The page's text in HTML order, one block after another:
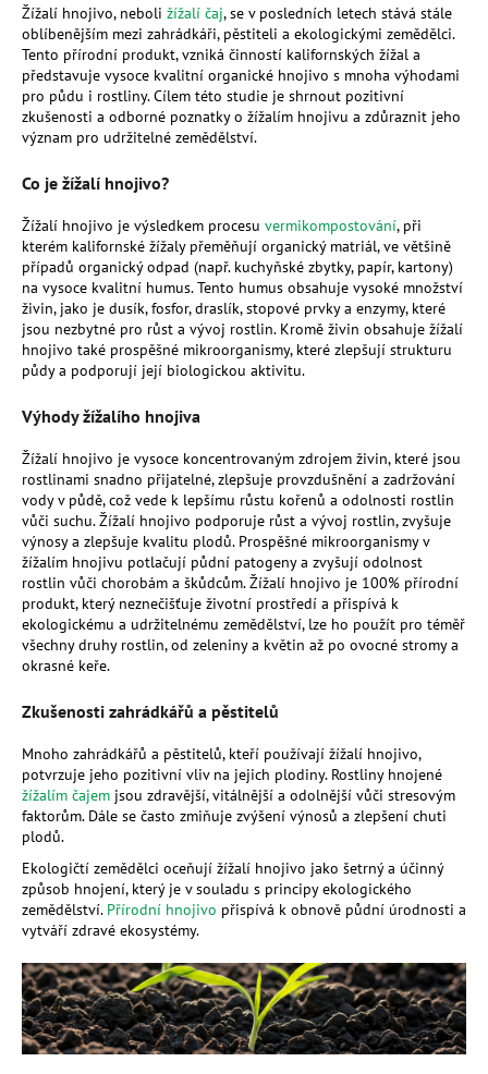
Žížalí hnojivo, neboli žížalí čaj, se v posledních letech stává stále
oblíbenějším mezi zahrádkáři, pěstiteli a ekologickými zemědělci.
Tento přírodní produkt, vzniká činností kalifornských žížal a
představuje vysoce kvalitní organické hnojivo s mnoha výhodami
pro půdu i rostliny. Cílem této studie je shrnout pozitivní
zkušenosti a odborné poznatky o žížalím hnojivu a zdůraznit jeho
význam pro udržitelné zemědělství.
Co je žížalí hnojivo?
Žížalí hnojivo je výsledkem procesu vermikompostování, při
kterém kalifornské žížaly přeměňují organický matriál, ve většině
případů organický odpad (např. kuchyňské zbytky, papír, kartony)
na vysoce kvalitní humus. Tento humus obsahuje vysoké množství
živin, jako je dusík, fosfor, draslík, stopové prvky a enzymy, které
jsou nezbytné pro růst a vývoj rostlin. Kromě živin obsahuje žížalí
hnojivo také prospěšné mikroorganismy, které zlepšují strukturu
půdy a podporují její biologickou aktivitu.
Výhody žížalího hnojiva
Žížalí hnojivo je vysoce koncentrovaným zdrojem živin, které jsou
rostlinami snadno přijatelné, zlepšuje provzdušnění a zadržování
vody v půdě, což vede k lepšímu růstu kořenů a odolnosti rostlin
vůči suchu. Žížalí hnojivo podporuje růst a vývoj rostlin, zvyšuje
výnosy a zlepšuje kvalitu plodů. Prospěšné mikroorganismy v
žížalím hnojivu potlačují půdní patogeny a zvyšují odolnost
rostlin vůči chorobám a škůdcům. Žížalí hnojivo je 100% přírodní
produkt, který neznečišťuje životní prostředí a přispívá k
ekologickému a udržitelnému zemědělství, lze ho použít pro téměř
všechny druhy rostlin, od zeleniny a květin až po ovocné stromy a
okrasné keře.
Zkušenosti zahrádkářů a pěstitelů
Mnoho zahrádkářů a pěstitelů, kteří používají žížalí hnojivo,
potvrzuje jeho pozitivní vliv na jejich plodiny. Rostliny hnojené
žížalím čajem jsou zdravější, vitálnější a odolnější vůči stresovým
faktorům. Dále se často zmiňuje zvýšení výnosů a zlepšení chuti
plodů.
Ekologičtí zemědělci oceňují žížalí hnojivo jako šetrný a účinný
způsob hnojení, který je v souladu s principy ekologického
zemědělství. Přírodní hnojivo přispívá k obnově půdní úrodnosti a
vytváří zdravé ekosystémy.
a
j
í
t
?
HLEDAT
D
o
o
r
u
č
u
j
e
m
e
MESIHO
ČAJ
KOPŘIVOU
A
BIOUHLÍKEM
5
LITRŮ
Kč